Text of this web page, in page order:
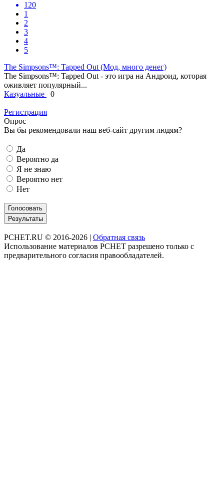
120
1
2
3
4
5
The Simpsons™: Tapped Out (Мод, много денег)
The Simpsons™: Tapped Out - это игра на Андроид, которая
оживляет популярный...
Казуальные
0
Регистрация
Опрос
Вы бы рекомендовали наш веб-сайт другим людям?
Да
Вероятно да
Я не знаю
Вероятно нет
Нет
Голосовать
Результаты
PCHET.RU © 2016-2026 | Обратная связь
Использование материалов PCHET разрешено только с
предварительного согласия правообладателей.